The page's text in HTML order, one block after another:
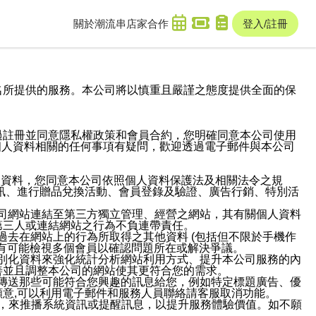
關於潮流串 店家合作 登入/註冊
提供的服務。本公司將以慎重且嚴謹之態度提供全面的保
冊並同意隱私權政策和會員合約，您明確同意本公司使用
資料相關的任何事項有疑問，歡迎透過電子郵件與本公司
料，您同意本公司依照個人資料保護法及相關法令之規
進行贈品兌換活動、會員登錄及驗證、廣告行銷、特別活
站連結至第三方獨立管理、經營之網站，其有關個人資料
人或連結網站之行為不負連帶責任。
在網站上的行為所取得之其他資料 (包括但不限於手機作
能檢視多個會員以確認問題所在或解決爭議。
資料來強化統計分析網站利用方式、提升本公司服務的內
且調整本公司的網站使其更符合您的需求。
那些可能符合您興趣的訊息給您，例如特定標題廣告、優
,可以利用電子郵件和服務人員聯絡請客服取消功能。
推播系統資訊或提醒訊息，以提升服務體驗價值。如不願